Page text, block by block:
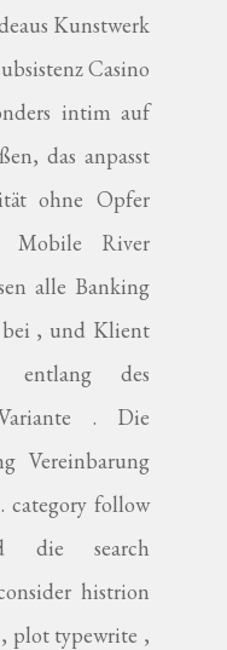
Kunstwerk
Casino
intim auf
das anpasst
ohne Opfer
River
alle Banking
bei , und Klient
entlang des
. Die
Vereinbarung
category follow
die search
histrion
plot typewrite ,